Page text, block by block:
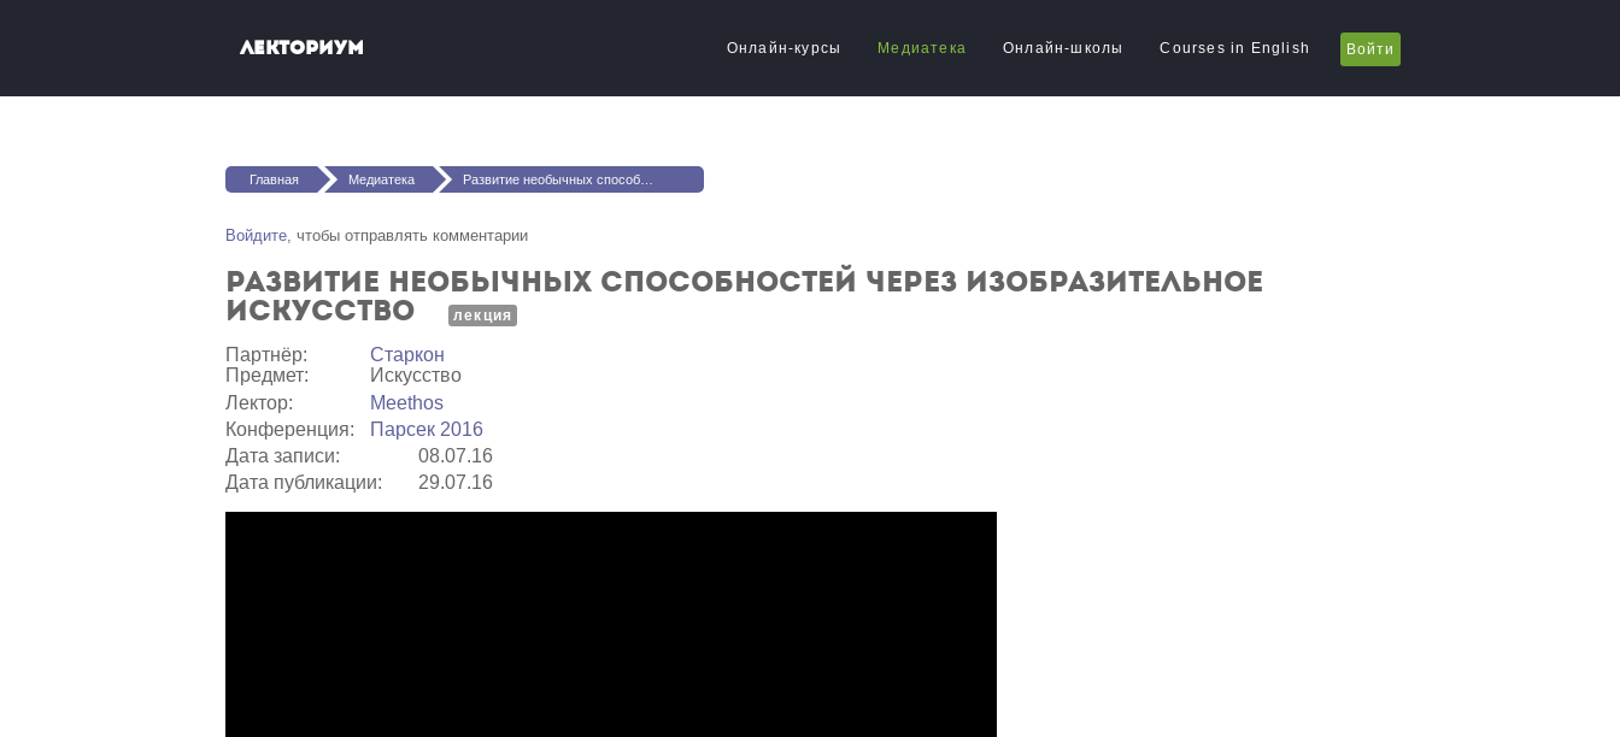
Лекториум Онлайн-курсы Медиатека Онлайн-школы Courses in English Войти
Вы здесь
Главная Медиатека Развитие необычных способностей через изобразительное искусство
Войдите, чтобы отправлять комментарии
Развитие необычных способностей через изобразительное
искусство
лекция
Партнёр:
Старкон
Предмет:
Искусство
Лектор:
Meethos
Конференция:
Парсек 2016
Дата записи:
08.07.16
Дата публикации:
29.07.16